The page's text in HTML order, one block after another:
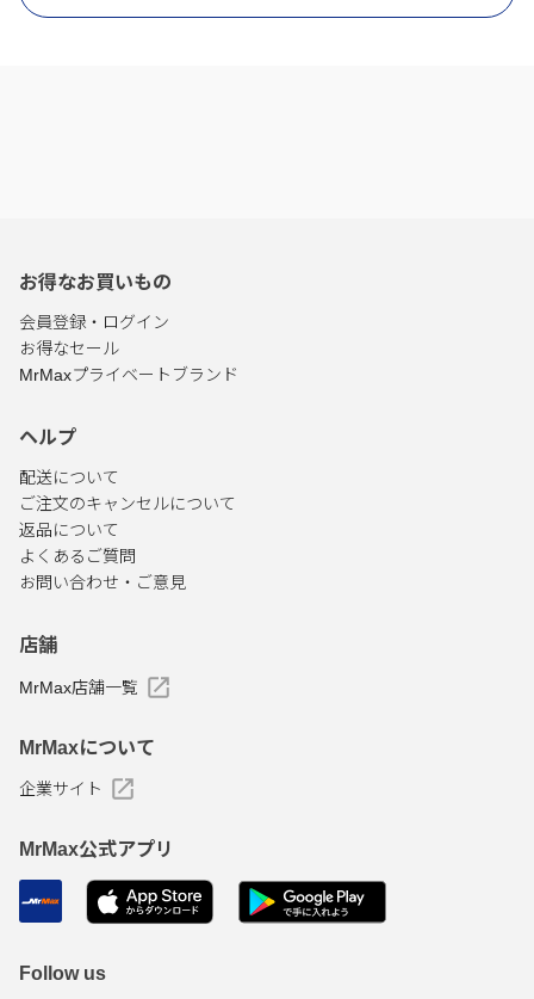
お得なお買いもの
会員登録・ログイン
お得なセール
MrMaxプライベートブランド
ヘルプ
配送について
ご注文のキャンセルについて
返品について
よくあるご質問
お問い合わせ・ご意見
店舗
MrMax店舗一覧
MrMaxについて
企業サイト
MrMax公式アプリ
Follow us